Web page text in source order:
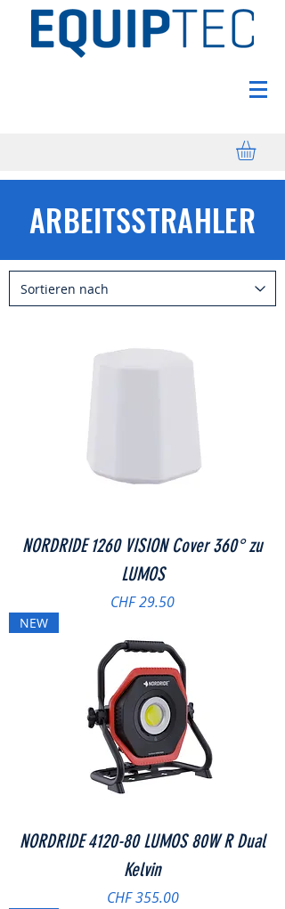
ARBEITSSTRAHLER
NORDRIDE 1260 VISION Cover 360° zu
LUMOS
Preis
CHF 29.50
NEW
NORDRIDE 4120-80 LUMOS 80W R Dual
Kelvin
Preis
CHF 355.00